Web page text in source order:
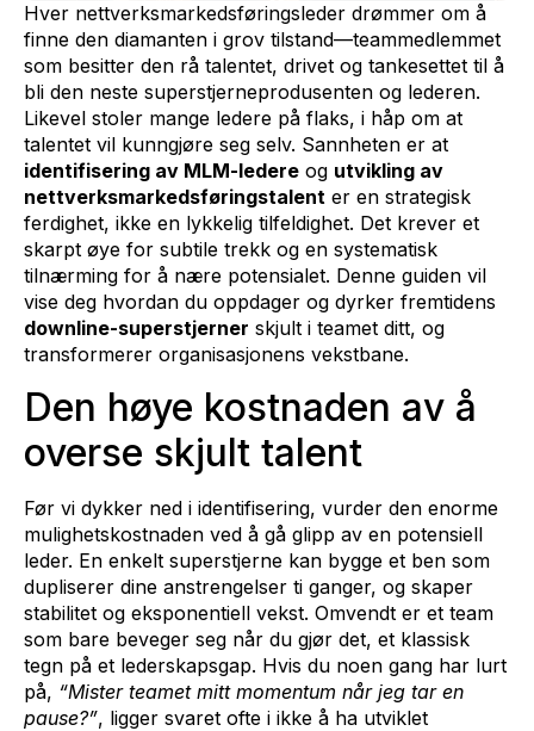
Hver nettverksmarkedsføringsleder drømmer om å
finne den diamanten i grov tilstand—teammedlemmet
som besitter den rå talentet, drivet og tankesettet til å
bli den neste superstjerneprodusenten og lederen.
Likevel stoler mange ledere på flaks, i håp om at
talentet vil kunngjøre seg selv. Sannheten er at
identifisering av MLM-ledere og utvikling av
nettverksmarkedsføringstalent er en strategisk
ferdighet, ikke en lykkelig tilfeldighet. Det krever et
skarpt øye for subtile trekk og en systematisk
tilnærming for å nære potensialet. Denne guiden vil
vise deg hvordan du oppdager og dyrker fremtidens
downline-superstjerner skjult i teamet ditt, og
transformerer organisasjonens vekstbane.
Den høye kostnaden av å
overse skjult talent
Før vi dykker ned i identifisering, vurder den enorme
mulighetskostnaden ved å gå glipp av en potensiell
leder. En enkelt superstjerne kan bygge et ben som
dupliserer dine anstrengelser ti ganger, og skaper
stabilitet og eksponentiell vekst. Omvendt er et team
som bare beveger seg når du gjør det, et klassisk
tegn på et lederskapsgap. Hvis du noen gang har lurt
på, “Mister teamet mitt momentum når jeg tar en
pause?”, ligger svaret ofte i ikke å ha utviklet